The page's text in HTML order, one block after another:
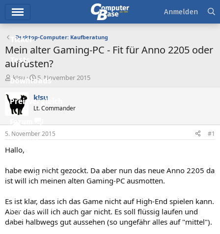
Ticker
Tests
Downloads
Preisvergleich
Forum
Aktuelles
Neue Beiträge
Leserartikel
Regeln
Anmelden
Desktop-Computer: Kaufberatung
Mein alter Gaming-PC - Fit für Anno 2205 oder
aufrüsten?
E
r
t
e
l
e
r
k!su
E
r
s
e
t
5. November 2015
k!su
Lt. Commander
5. November 2015 #1
Hallo,
habe ewig nicht gezockt. Da aber nun das neue Anno 2205 da
ist will ich meinen alten Gaming-PC ausmotten.
Es ist klar, dass ich das Game nicht auf High-End spielen kann.
Aber das will ich auch gar nicht. Es soll flüssig laufen und
dabei halbwegs gut aussehen (so ungefähr alles auf "mittel").